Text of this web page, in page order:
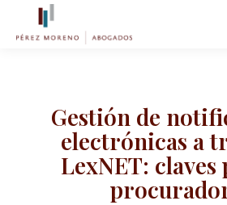
Gestión de
electrónicas a
LexNET: claves